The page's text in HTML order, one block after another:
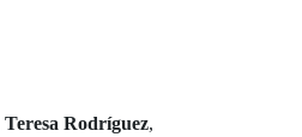
Teresa Rodríguez,